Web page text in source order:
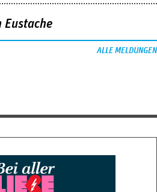
Eustache
ALLE MELDUNGEN